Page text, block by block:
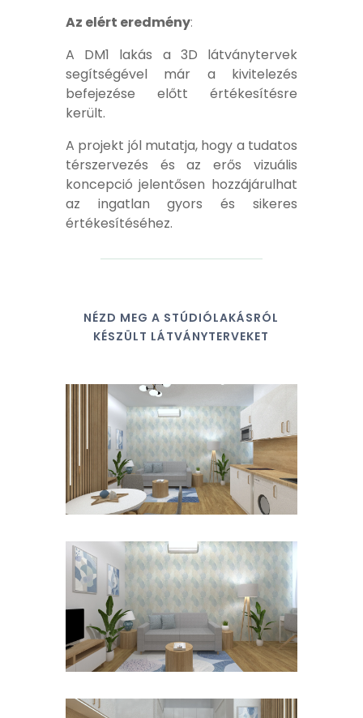
Az elért eredmény:
A DM1 lakás a 3D látványtervek
segítségével már a kivitelezés
befejezése előtt értékesítésre
került.
A projekt jól mutatja, hogy a tudatos
térszervezés és az erős vizuális
koncepció jelentősen hozzájárulhat
az ingatlan gyors és sikeres
értékesítéséhez.
NÉZD MEG A STÚDIÓLAKÁSRÓL
KÉSZÜLT LÁTVÁNYTERVEKET